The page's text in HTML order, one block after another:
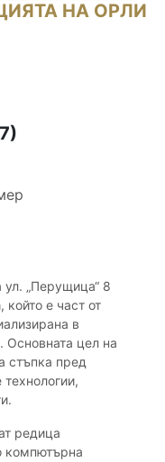
НА ОРЛИ
ул. „Перущица“ 8
, който е част от
в
Основната цел на
стъпка пред
технологии,
редица
компютърна